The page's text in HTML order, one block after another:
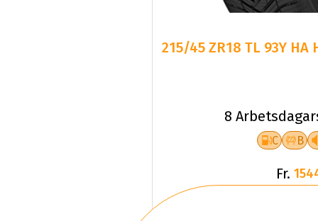
215/45 ZR18 TL 93Y HA
8
C B
Fr.